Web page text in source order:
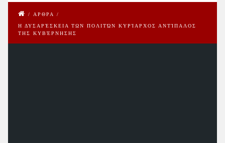
/ ΑΡΘΡΑ /
Η ΔΥΣΑΡΈΣΚΕΙΑ ΤΩΝ ΠΟΛΙΤΏΝ ΚΥΡΊΑΡΧΟΣ ΑΝΤΊΠΑΛΟΣ
ΤΗΣ ΚΥΒΈΡΝΗΣΗΣ